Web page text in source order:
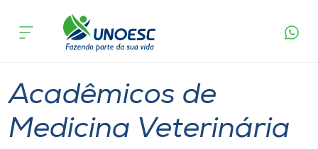
Cursos
Pesquisa
acontece
Acadêmicos de
Medicina Veterinária